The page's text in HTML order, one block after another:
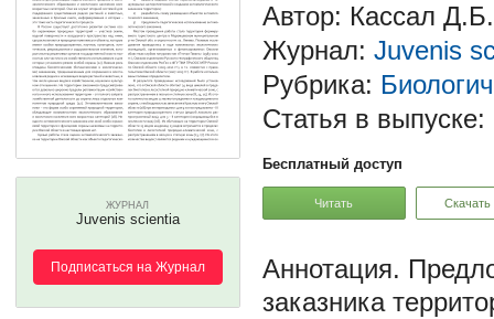
ЖУРНАЛ
Juvenis scientia
Подписаться на Журнал
Автор: Кассал
Журнал: Juvenis
Рубрика:
Статья в выпуске:
Бесплатный доступ
Читать Скачать
заказника